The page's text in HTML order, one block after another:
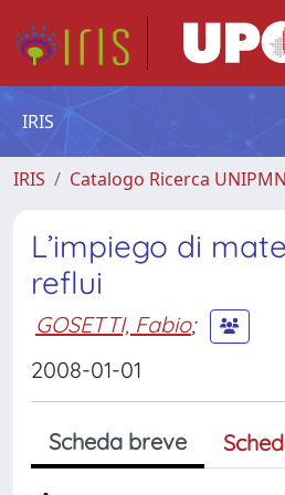
IRIS
IRIS Catalogo Ricerca UNIPMN
L’impiego di
reflui
GOSETTI, Fabio;
2008-01-01
Scheda breve